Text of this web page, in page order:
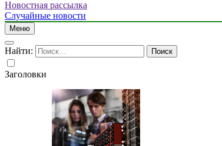
Новостная рассылка
Случайные новости
Меню
Найти:
Заголовки